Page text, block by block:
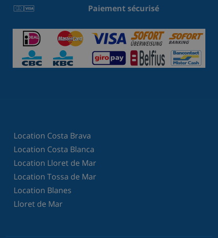
Paiement sécurisé
Location Costa Brava
Location Costa Blanca
Location Lloret de Mar
Location Tossa de Mar
Location Blanes
Lloret de Mar